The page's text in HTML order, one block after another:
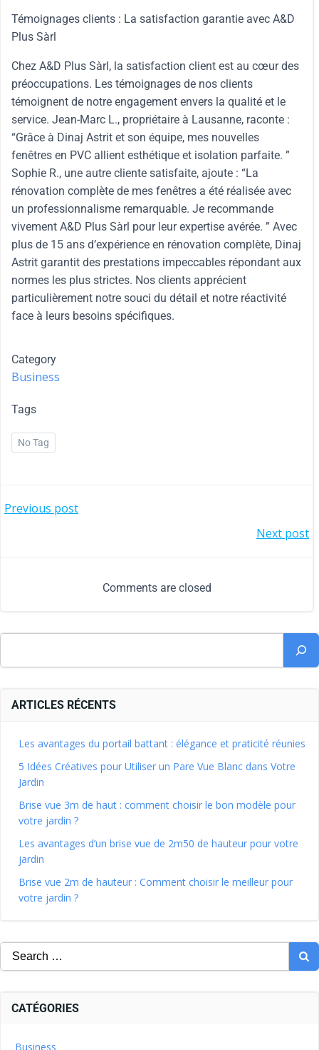
Témoignages clients : La satisfaction garantie avec A&D
Plus Sàrl
Chez A&D Plus Sàrl, la satisfaction client est au cœur des
préoccupations. Les témoignages de nos clients
témoignent de notre engagement envers la qualité et le
service. Jean-Marc L., propriétaire à Lausanne, raconte :
“Grâce à Dinaj Astrit et son équipe, mes nouvelles
fenêtres en PVC allient esthétique et isolation parfaite. ”
Sophie R., une autre cliente satisfaite, ajoute : “La
rénovation complète de mes fenêtres a été réalisée avec
un professionnalisme remarquable. Je recommande
vivement A&D Plus Sàrl pour leur expertise avérée. ” Avec
plus de 15 ans d’expérience en rénovation complète, Dinaj
Astrit garantit des prestations impeccables répondant aux
normes les plus strictes. Nos clients apprécient
particulièrement notre souci du détail et notre réactivité
face à leurs besoins spécifiques.
Category
Business
Tags
No Tag
Previous post
Next post
Comments are closed
ARTICLES RÉCENTS
Les avantages du portail battant : élégance et praticité réunies
5 Idées Créatives pour Utiliser un Pare Vue Blanc dans Votre
Jardin
Brise vue 3m de haut : comment choisir le bon modèle pour
votre jardin ?
Les avantages d’un brise vue de 2m50 de hauteur pour votre
jardin
Brise vue 2m de hauteur : Comment choisir le meilleur pour
votre jardin ?
CATÉGORIES
Business